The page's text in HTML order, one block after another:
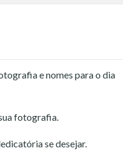
e nomes para o dia
fotografia.
se desejar.